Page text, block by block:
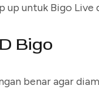
up untuk Bigo Live
Bigo
benar agar